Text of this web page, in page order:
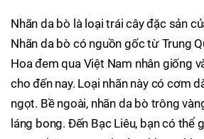
Nhãn da bò là loại trái cây đặc sản
Nhãn da bò có nguồn gốc từ Trung
Hoa đem qua Việt Nam nhân giống
cho đến nay. Loại nhãn này có cơm
ngọt. Bề ngoài, nhãn da bò trông
láng bong. Đến Bạc Liêu, bạn có thể